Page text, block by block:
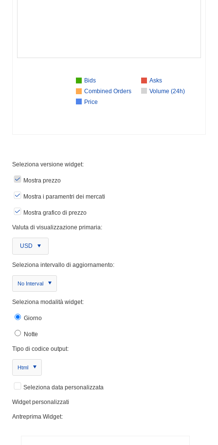
Bids
Asks
Combined Orders
Volume (24h)
Price
Seleziona versione widget:
Mostra prezzo
Mostra i paramentri dei mercati
Mostra grafico di prezzo
Valuta di visualizzazione primaria:
USD
Seleziona intervallo di aggiornamento:
No Interval
Seleziona modalità widget:
Giorno
Notte
Tipo di codice output:
Html
Seleziona data personalizzata
Widget personalizzati
Antreprima Widget: